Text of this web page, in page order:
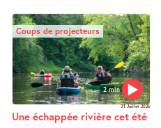
2 min
Coups de projecteurs
31 Juillet 2026
Une échappée rivière cet été